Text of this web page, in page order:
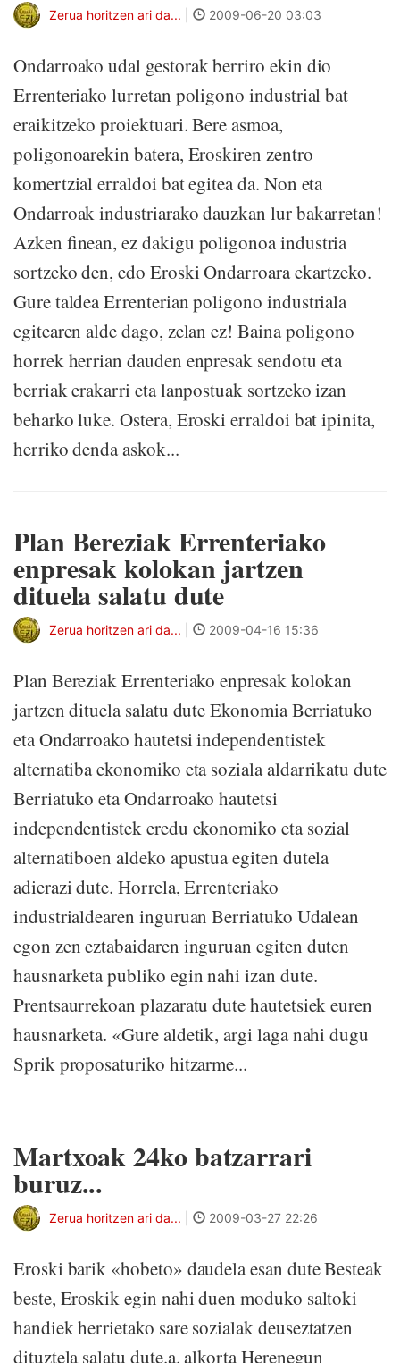
Zerua horitzen ari da... 2009-06-20 03:03
Ondarroako udal gestorak berriro ekin dio
Errenteriako lurretan poligono industrial bat
eraikitzeko proiektuari. Bere asmoa,
poligonoarekin batera, Eroskiren zentro
komertzial erraldoi bat egitea da. Non eta
Ondarroak industriarako dauzkan lur bakarretan!
Azken finean, ez dakigu poligonoa industria
sortzeko den, edo Eroski Ondarroara ekartzeko.
Gure taldea Errenterian poligono industriala
egitearen alde dago, zelan ez! Baina poligono
horrek herrian dauden enpresak sendotu eta
berriak erakarri eta lanpostuak sortzeko izan
beharko luke. Ostera, Eroski erraldoi bat ipinita,
herriko denda askok...
Plan Bereziak Errenteriako
enpresak kolokan jartzen
dituela salatu dute
Zerua horitzen ari da... 2009-04-16 15:36
Plan Bereziak Errenteriako enpresak kolokan
jartzen dituela salatu dute Ekonomia Berriatuko
eta Ondarroako hautetsi independentistek
alternatiba ekonomiko eta soziala aldarrikatu dute
Berriatuko eta Ondarroako hautetsi
independentistek eredu ekonomiko eta sozial
alternatiboen aldeko apustua egiten dutela
adierazi dute. Horrela, Errenteriako
industrialdearen inguruan Berriatuko Udalean
egon zen eztabaidaren inguruan egiten duten
hausnarketa publiko egin nahi izan dute.
Prentsaurrekoan plazaratu dute hautetsiek euren
hausnarketa. «Gure aldetik, argi laga nahi dugu
Sprik proposaturiko hitzarme...
Martxoak 24ko batzarrari
buruz...
Zerua horitzen ari da... 2009-03-27 22:26
Eroski barik «hobeto» daudela esan dute Besteak
beste, Eroskik egin nahi duen moduko saltoki
handiek herrietako sare sozialak deuseztatzen
dituztela salatu dute.a. alkorta Herenegun